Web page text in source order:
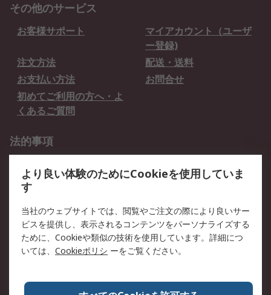
その他のサービス
お客様サポート
マイアカウント（ユーザ
ー登録)
注文方法
配送・送料
お支払い方法
お問合せ
初めてご利用の方へ・よ
くあるご質問
法的事項
クッキーポリシー
RSについて
会社概要
採用情報
プレスリリース＆お知ら
コーポレートサイト
全世界のRS
RSの歴史
より良い体験のためにCookieを使用していま
す
当社のウェブサイトでは、閲覧やご注文の際により良いサー
ビスを提供し、表示されるコンテンツをパーソナライズする
ために、Cookieや類似の技術を使用しています。詳細につ
いては、 Cookieポリシ ーをご覧ください。